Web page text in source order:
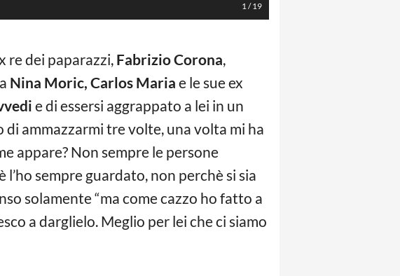
1/19
re dei paparazzi,Fabrizio Corona,
Nina Moric, Carlos Maria e le sue ex
e di essersi aggrappato a lei in un
ammazzarmi tre volte, una volta mi ha
appare? Non sempre le persone
sempre guardato, non perchè si sia
solamente “ma come cazzo ho fatto a
a darglielo. Meglio per lei che ci siamo